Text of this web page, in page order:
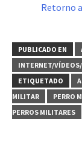
Retorno
PUBLICADO EN
INTERNET/
ETIQUETADO
MILITAR
PERRO
PERROS MILITARES